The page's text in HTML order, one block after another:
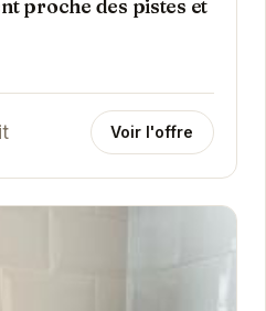
proche des pistes et
Voir l'offre